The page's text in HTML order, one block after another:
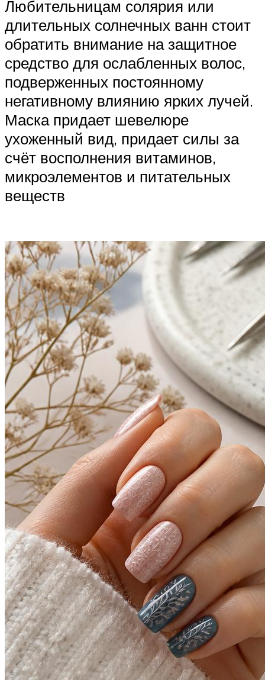
Любительницам солярия или
длительных солнечных ванн стоит
обратить внимание на защитное
средство для ослабленных волос,
подверженных постоянному
негативному влиянию ярких лучей.
Маска придает шевелюре
ухоженный вид, придает силы за
счёт восполнения витаминов,
микроэлементов и питательных
веществ